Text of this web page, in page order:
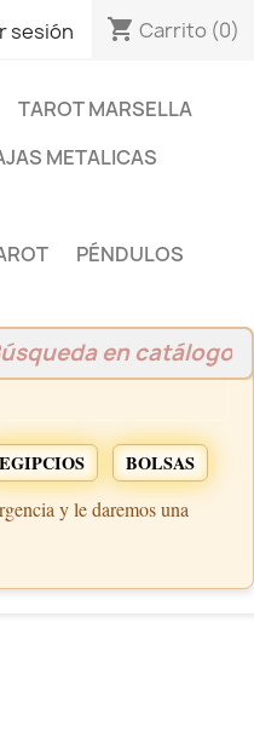
sesión shopping_cart Carrito (0)
TAROT MARSELLA
METALICAS
PÉNDULOS
EGIPCIOS
BOLSAS
y le daremos una